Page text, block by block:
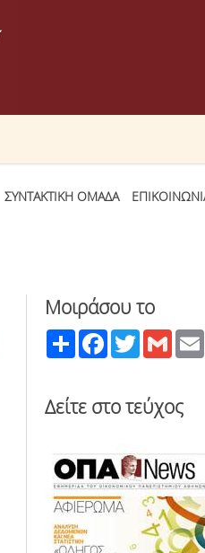
ΣΥΝΤΑΚΤΙΚΗ ΟΜΑΔΑ
Μοιράσου το
ShareFacebook
TwitterGmail
Δείτε στο τεύχος